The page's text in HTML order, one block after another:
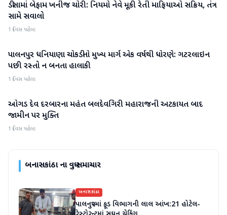
બનાસકાંઠા
ડીસામાં બેફામ ખનીજ ચોરી: નિયમો નેવે મૂકી રેતી માફિયાઓ સક્રિય, તંત્ર
સામે સવાલો
1 દિવસ પહેલા
બનાસકાંઠા
પાલનપુર ધનિયાણા ચોકડીનો મુખ્ય માર્ગ એક વર્ષથી ધોરણે: ગટરલાઇન
પછી રસ્તો ન બનતા હાલાકી
1 દિવસ પહેલા
બનાસકાંઠા
ઓગડ દેવ દરબારના મહંત બલદેવગિરી મહારાજની અટકાયત બાદ
જામીન પર મુક્તિ
1 દિવસ પહેલા
બનાસકાંઠાના વધુ સમાચાર
બનાસકાંઠા
પાલનપુરમાં ફૂડ વિભાગની લાલ આંખ:21 હોટેલ-